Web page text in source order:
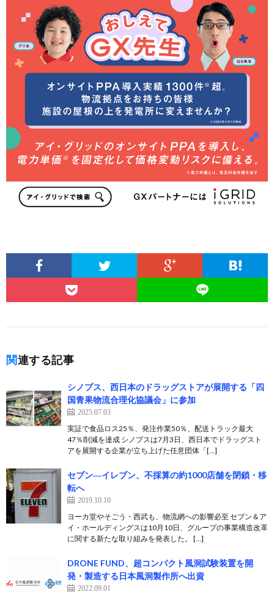
関連する記事
シノプス、西日本のドラッグストアが展開する「四
国青果物流合理化協議会」に参加
2025.07.03
実証で食品ロス25％、発注作業50％、配送トラック最大
47％削減を達成 シノプスは7月3日、西日本でドラッグスト
アを展開する企業が立ち上げた任意団体「[…]
セブン―イレブン、不採算の約1000店舗を閉鎖・移
転へ
2019.10.10
ヨーカ堂やそごう・西武も、物流網への影響必至 セブン＆ア
イ・ホールディングスは10月10日、グループの事業構造改革
に関する新たな取り組みを発表した。 […]
DRONE FUND、超コンパクト風洞試験装置を開
発・製造する日本風洞製作所へ出資
2022.09.01